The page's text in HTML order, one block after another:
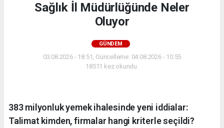
Sağlık İl Müdürlüğünde Neler
Oluyor
GÜNDEM
03.08.2026 - 18:51, Güncelleme: 04.08.2026 - 10:55
18511 kez okundu.
383 milyonluk yemek ihalesinde yeni iddialar:
Talimat kimden, firmalar hangi kriterle seçildi?